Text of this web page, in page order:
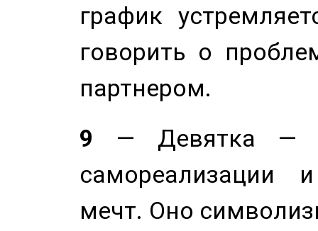
график
говорить о
партнером.
9 — Девятка —
самореализации
мечт. Оно